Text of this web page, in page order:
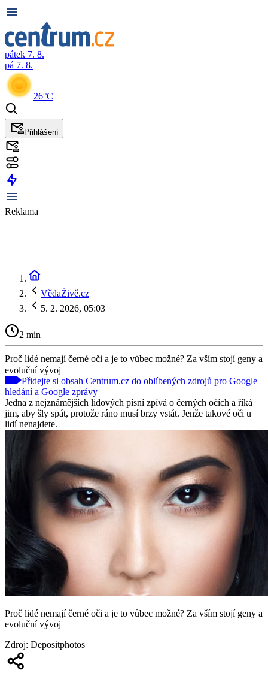
pátek 7. 8.
pá 7. 8.
26°C
Přihlášení
Reklama
VědaŽivě.cz
5. 2. 2026, 05:03
2 min
Proč lidé nemají černé oči a je to vůbec možné? Za vším stojí geny a
evoluční vývoj
Přidejte si obsah Centrum.cz do oblíbených zdrojů pro Google
hledání a Google zprávy
Jedna z nejznámějších lidových písní zpívá o černých očích a říká
jim, aby šly spát, protože ráno musí brzy vstát. Jenže takové oči u
lidí nenajdete.
Proč lidé nemají černé oči a je to vůbec možné? Za vším stojí geny a
evoluční vývoj
Zdroj: Depositphotos